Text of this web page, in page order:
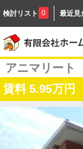
検討リスト 0 最近見
アニマリート
賃料 5.95万円